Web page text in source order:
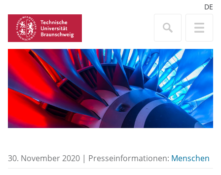
DE
30. November 2020 | Presseinformationen: Menschen